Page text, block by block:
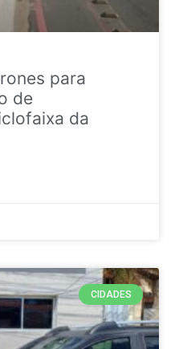
para
de
da
CIDADES